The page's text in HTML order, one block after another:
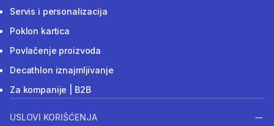
Servis i personalizacija
Poklon kartica
Povlačenje proizvoda
Decathlon iznajmljivanje
Za kompanije | B2B
USLOVI KORIŠĆENJA